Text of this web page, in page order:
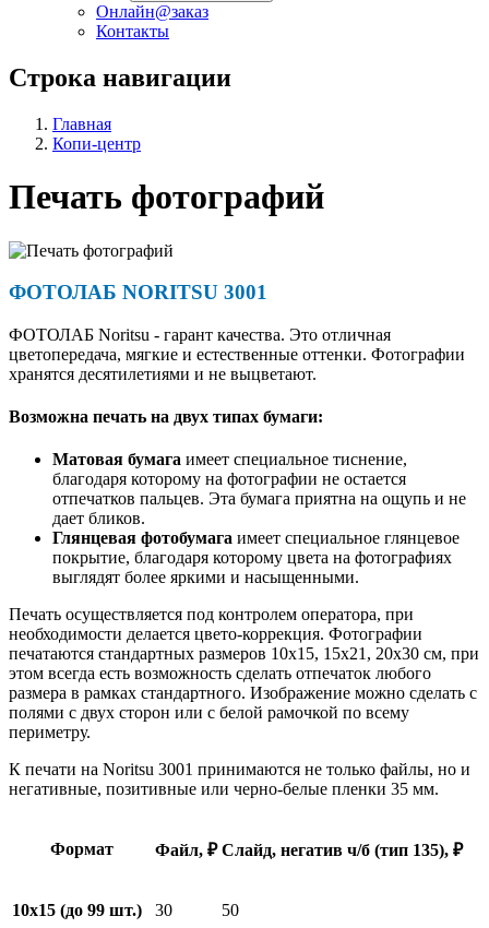
Онлайн@заказ
Контакты
Строка навигации
Главная
Копи-центр
Печать фотографий
ФОТОЛАБ NORITSU 3001
ФОТОЛАБ Noritsu - гарант качества. Это отличная
цветопередача, мягкие и естественные оттенки. Фотографии
хранятся десятилетиями и не выцветают.
Возможна печать на двух типах бумаги:
Матовая бумага имеет специальное тиснение,
благодаря которому на фотографии не остается
отпечатков пальцев. Эта бумага приятна на ощупь и не
дает бликов.
Глянцевая фотобумага имеет специальное глянцевое
покрытие, благодаря которому цвета на фотографиях
выглядят более яркими и насыщенными.
Печать осуществляется под контролем оператора, при
необходимости делается цвето-коррекция. Фотографии
печатаются стандартных размеров 10х15, 15х21, 20х30 см, при
этом всегда есть возможность сделать отпечаток любого
размера в рамках стандартного. Изображение можно сделать с
полями с двух сторон или с белой рамочкой по всему
периметру.
К печати на Noritsu 3001 принимаются не только файлы, но и
негативные, позитивные или черно-белые пленки 35 мм.
Формат Файл, ₽ Слайд, негатив ч/б (тип 135), ₽
10x15 (до 99 шт.) 30 50